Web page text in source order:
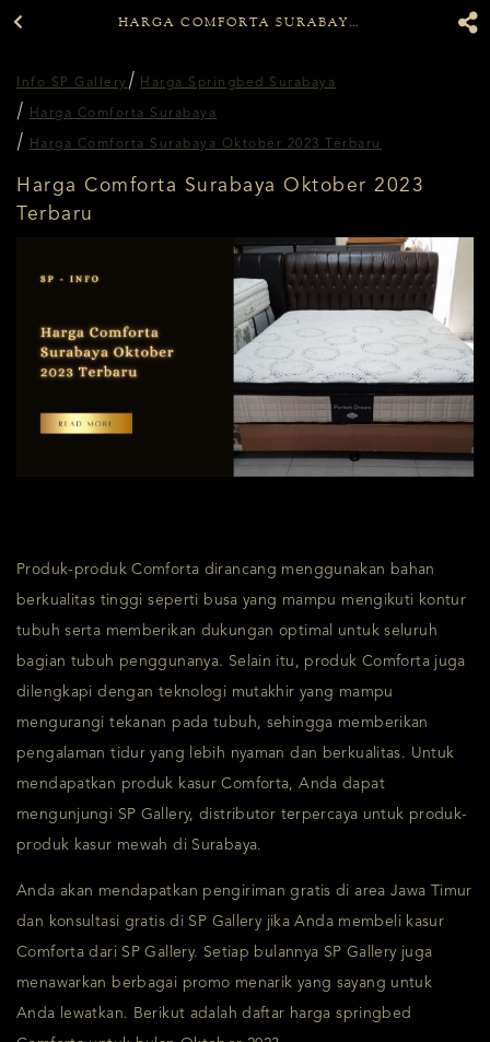
HARGA COMFORTA SURABAYA OKTOBER 2023 TERBARU
Info SP Gallery Harga Springbed Surabaya
Harga Comforta Surabaya
Harga Comforta Surabaya Oktober 2023 Terbaru
Harga Comforta Surabaya Oktober 2023
Terbaru
Produk-produk Comforta dirancang menggunakan bahan
berkualitas tinggi seperti busa yang mampu mengikuti kontur
tubuh serta memberikan dukungan optimal untuk seluruh
bagian tubuh penggunanya. Selain itu, produk Comforta juga
dilengkapi dengan teknologi mutakhir yang mampu
mengurangi tekanan pada tubuh, sehingga memberikan
pengalaman tidur yang lebih nyaman dan berkualitas. Untuk
mendapatkan produk kasur Comforta, Anda dapat
mengunjungi SP Gallery, distributor terpercaya untuk produk-
produk kasur mewah di Surabaya.
Anda akan mendapatkan pengiriman gratis di area Jawa Timur
dan konsultasi gratis di SP Gallery jika Anda membeli kasur
Comforta dari SP Gallery. Setiap bulannya SP Gallery juga
menawarkan berbagai promo menarik yang sayang untuk
Anda lewatkan. Berikut adalah daftar harga springbed